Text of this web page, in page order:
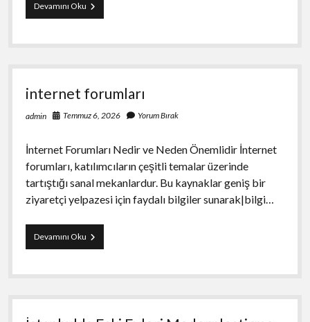
Devamını OkuWeb
Forum
internet forumları
admin Temmuz 6, 2026 Yorum Bırak
İnternet Forumları Nedir ve Neden Önemlidir İnternet
forumları, katılımcıların çeşitli temalar üzerinde
tartıştığı sanal mekanlardur. Bu kaynaklar geniş bir
ziyaretçi yelpazesi için faydalı bilgiler sunarak|bilgi…
Devamını Okuinternet
forumları